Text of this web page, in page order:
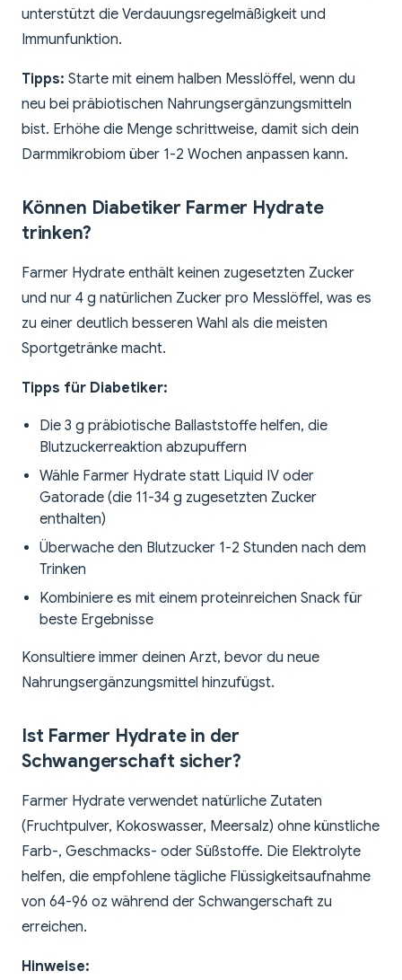
unterstützt die Verdauungsregelmäßigkeit und
Immunfunktion.
Tipps: Starte mit einem halben Messlöffel, wenn du
neu bei präbiotischen Nahrungsergänzungsmitteln
bist. Erhöhe die Menge schrittweise, damit sich dein
Darmmikrobiom über 1-2 Wochen anpassen kann.
Können Diabetiker Farmer Hydrate
trinken?
Farmer Hydrate enthält keinen zugesetzten Zucker
und nur 4 g natürlichen Zucker pro Messlöffel, was es
zu einer deutlich besseren Wahl als die meisten
Sportgetränke macht.
Tipps für Diabetiker:
Die 3 g präbiotische Ballaststoffe helfen, die
Blutzuckerreaktion abzupuffern
Wähle Farmer Hydrate statt Liquid IV oder
Gatorade (die 11-34 g zugesetzten Zucker
enthalten)
Überwache den Blutzucker 1-2 Stunden nach dem
Trinken
Kombiniere es mit einem proteinreichen Snack für
beste Ergebnisse
Konsultiere immer deinen Arzt, bevor du neue
Nahrungsergänzungsmittel hinzufügst.
Ist Farmer Hydrate in der
Schwangerschaft sicher?
Farmer Hydrate verwendet natürliche Zutaten
(Fruchtpulver, Kokoswasser, Meersalz) ohne künstliche
Farb-, Geschmacks- oder Süßstoffe. Die Elektrolyte
helfen, die empfohlene tägliche Flüssigkeitsaufnahme
von 64-96 oz während der Schwangerschaft zu
erreichen.
Hinweise: